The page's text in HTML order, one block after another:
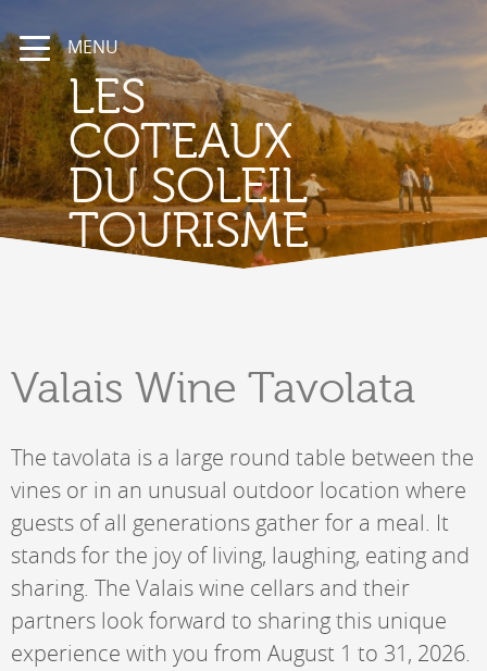
MENU
LES
COTEAUX
DU SOLEIL
TOURISME
Valais Wine Tavolata
The tavolata is a large round table between the
vines or in an unusual outdoor location where
guests of all generations gather for a meal. It
stands for the joy of living, laughing, eating and
sharing. The Valais wine cellars and their
partners look forward to sharing this unique
experience with you from August 1 to 31, 2026.